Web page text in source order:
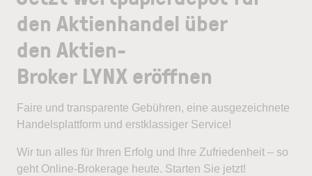
den Aktienhandel über
den Aktien-
Broker LYNX eröffnen
Faire und transparente Gebühren, eine ausgezeichnete
Handelsplattform und erstklassiger Service!
Wir tun alles für Ihren Erfolg und Ihre Zufriedenheit – so
geht Online-Brokerage heute. Starten Sie jetzt!